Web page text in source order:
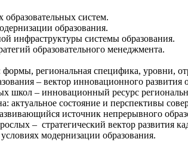
систем.
образования.
инфраструктуры системы образования.
образовательного менеджмента.
региональная специфика, уровни,
– вектор инновационного развития
школ – инновационный ресурс
актуальное состояние и перспективы
источник непрерывного
– стратегический вектор развития
модернизации образования.